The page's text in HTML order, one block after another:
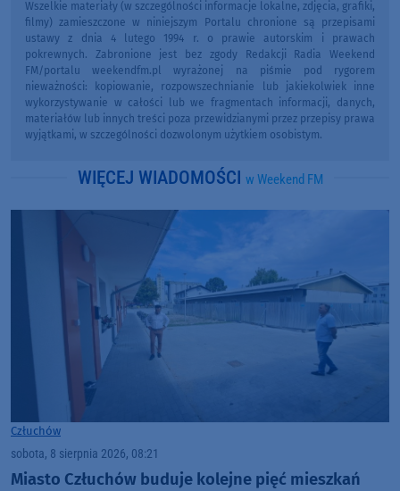
Wszelkie materiały (w szczególności informacje lokalne, zdjęcia, grafiki,
filmy) zamieszczone w niniejszym Portalu chronione są przepisami
ustawy z dnia 4 lutego 1994 r. o prawie autorskim i prawach
pokrewnych. Zabronione jest bez zgody Redakcji Radia Weekend
FM/portalu weekendfm.pl wyrażonej na piśmie pod rygorem
nieważności: kopiowanie, rozpowszechnianie lub jakiekolwiek inne
wykorzystywanie w całości lub we fragmentach informacji, danych,
materiałów lub innych treści poza przewidzianymi przez przepisy prawa
wyjątkami, w szczególności dozwolonym użytkiem osobistym.
WIĘCEJ WIADOMOŚCI w Weekend FM
Człuchów
sobota, 8 sierpnia 2026, 08:21
Miasto Człuchów buduje kolejne pięć mieszkań